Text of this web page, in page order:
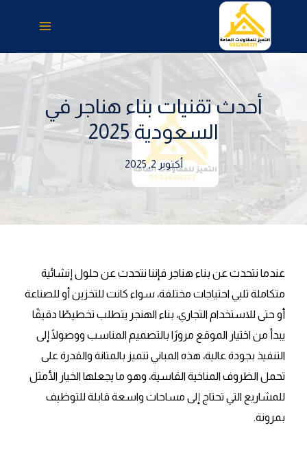
المحتوى
أحدث تقنيات بناء هناجر في
السعودية 2025
أكتوبر 2, 2025
عندما نتحدث عن بناء هناجر فإننا نتحدث عن حلول إنشائية
متكاملة تلبي احتياجات مختلفة، سواء كانت للتخزين أو للصناعة
أو حتى للاستخدام التجاري، بناء الهنجر يتطلب تخطيطًا دقيقًا
يبدأ من اختيار الموقع مرورًا بالتصميم المناسب ووصولًا إلى
التنفيذ بجودة عالية، هذه المباني تتميز بالمتانة والقدرة على
تحمل الظروف المناخية القاسية، وهو ما يجعلها الخيار الأمثل
للمشاريع التي تحتاج إلى مساحات واسعة قابلة للتوظيف
بمرونة.